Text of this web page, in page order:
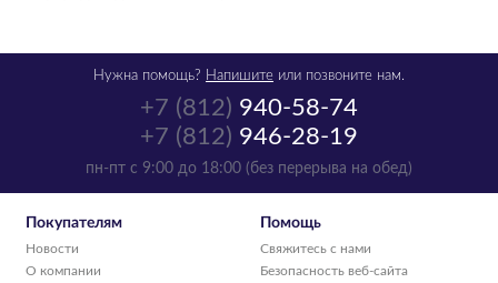
+7 (812) 940-58-74
+7 (812) 946-28-19
пн-пт с 9:00 до 18:00 (без перерыва на обед)
Нужна помощь? Напишите или позвоните нам.
Покупателям
Новости
О компании
Помощь
Свяжитесь с нами
Безопасность веб-сайта